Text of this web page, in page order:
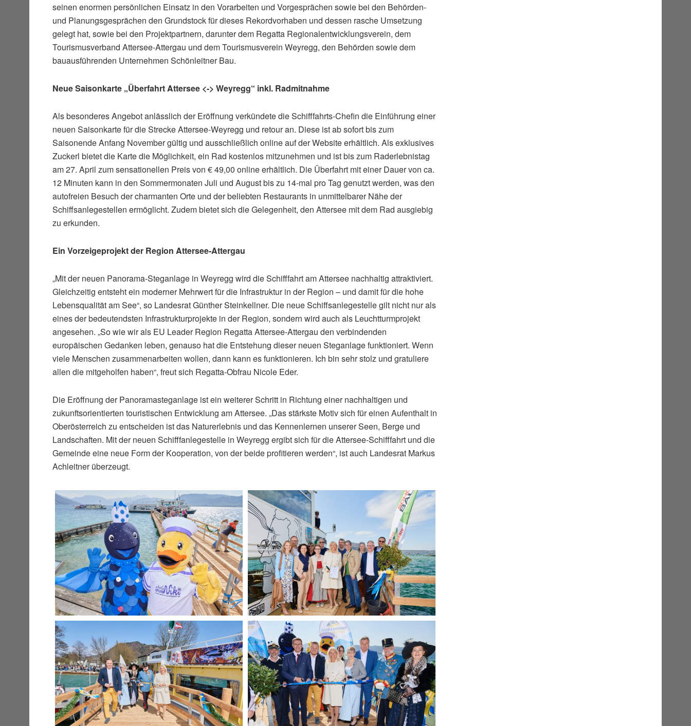
seinen enormen persönlichen Einsatz in den Vorarbeiten und Vorgesprächen sowie bei den Behörden-
und Planungsgesprächen den Grundstock für dieses Rekordvorhaben und dessen rasche Umsetzung
gelegt hat, sowie bei den Projektpartnern, darunter dem Regatta Regionalentwicklungsverein, dem
Tourismusverband Attersee-Attergau und dem Tourismusverein Weyregg, den Behörden sowie dem
bauausführenden Unternehmen Schönleitner Bau.
Neue Saisonkarte „Überfahrt Attersee <-> Weyregg“ inkl. Radmitnahme
Als besonderes Angebot anlässlich der Eröffnung verkündete die Schifffahrts-Chefin die Einführung einer
neuen Saisonkarte für die Strecke Attersee-Weyregg und retour an. Diese ist ab sofort bis zum
Saisonende Anfang November gültig und ausschließlich online auf der Website erhältlich. Als exklusives
Zuckerl bietet die Karte die Möglichkeit, ein Rad kostenlos mitzunehmen und ist bis zum Raderlebnistag
am 27. April zum sensationellen Preis von € 49,00 online erhältlich. Die Überfahrt mit einer Dauer von ca.
12 Minuten kann in den Sommermonaten Juli und August bis zu 14-mal pro Tag genutzt werden, was den
autofreien Besuch der charmanten Orte und der beliebten Restaurants in unmittelbarer Nähe der
Schiffsanlegestellen ermöglicht. Zudem bietet sich die Gelegenheit, den Attersee mit dem Rad ausgiebig
zu erkunden.
Ein Vorzeigeprojekt der Region Attersee-Attergau
„Mit der neuen Panorama-Steganlage in Weyregg wird die Schifffahrt am Attersee nachhaltig attraktiviert.
Gleichzeitig entsteht ein moderner Mehrwert für die Infrastruktur in der Region – und damit für die hohe
Lebensqualität am See“, so Landesrat Günther Steinkellner. Die neue Schiffsanlegestelle gilt nicht nur als
eines der bedeutendsten Infrastrukturprojekte in der Region, sondern wird auch als Leuchtturmprojekt
angesehen. „So wie wir als EU Leader Region Regatta Attersee-Attergau den verbindenden
europäischen Gedanken leben, genauso hat die Entstehung dieser neuen Steganlage funktioniert. Wenn
viele Menschen zusammenarbeiten wollen, dann kann es funktionieren. Ich bin sehr stolz und gratuliere
allen die mitgeholfen haben“, freut sich Regatta-Obfrau Nicole Eder.
Die Eröffnung der Panoramasteganlage ist ein weiterer Schritt in Richtung einer nachhaltigen und
zukunftsorientierten touristischen Entwicklung am Attersee. „Das stärkste Motiv sich für einen Aufenthalt in
Oberösterreich zu entscheiden ist das Naturerlebnis und das Kennenlernen unserer Seen, Berge und
Landschaften. Mit der neuen Schifffanlegestelle in Weyregg ergibt sich für die Attersee-Schifffahrt und die
Gemeinde eine neue Form der Kooperation, von der beide profitieren werden“, ist auch Landesrat Markus
Achleitner überzeugt.